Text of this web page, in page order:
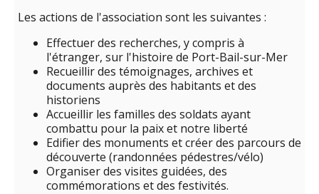
Les actions de l'association sont les suivantes :
Effectuer des recherches, y compris à
l'étranger, sur l'histoire de Port-Bail-sur-Mer
Recueillir des témoignages, archives et
documents auprès des habitants et des
historiens
Accueillir les familles des soldats ayant
combattu pour la paix et notre liberté
Edifier des monuments et créer des parcours de
découverte (randonnées pédestres/vélo)
Organiser des visites guidées, des
commémorations et des festivités.